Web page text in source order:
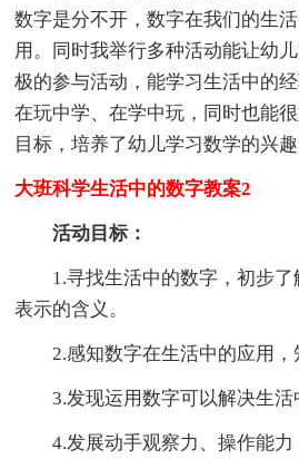
数字是分不开，数字在我们的生
用。同时我举行多种活动能让幼
极的参与活动，能学习生活中的
在玩中学、在学中玩，同时也能
目标，培养了幼儿学习数学的兴趣
大班科学生活中的数字教案2
活动目标：
1.寻找生活中的数字，初步
表示的含义。
2.感知数字在生活中的应用，
3.发现运用数字可以解决生活
4.发展动手观察力、操作能